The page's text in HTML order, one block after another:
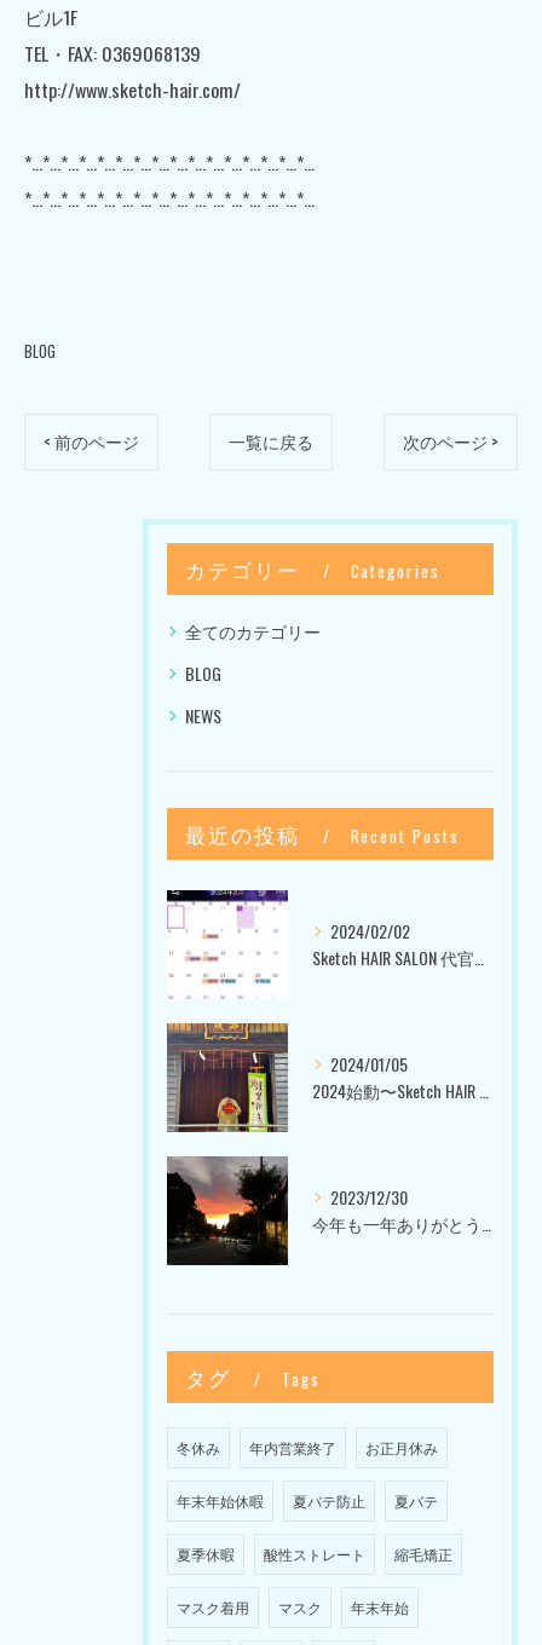
ビル1F
TEL・FAX: 0369068139
http://www.sketch-hair.com/
*…*…*…*…*…*…*…*…*…*…*…*…*…*…*…*…
*…*…*…*…*…*…*…*…*…*…*…*…*…*…*…*…
BLOG
< 前のページ 一覧に戻る 次のページ >
カテゴリー Categories
全てのカテゴリー
BLOG
NEWS
最近の投稿 Recent Posts
2024/02/02
2024/01/05
2023/12/30
タグ Tags
冬休み 年内営業終了 お正月休み
年末年始休暇 夏バテ防止 夏バテ
夏季休暇 酸性ストレート 縮毛矯正
マスク着用 マスク 年末年始